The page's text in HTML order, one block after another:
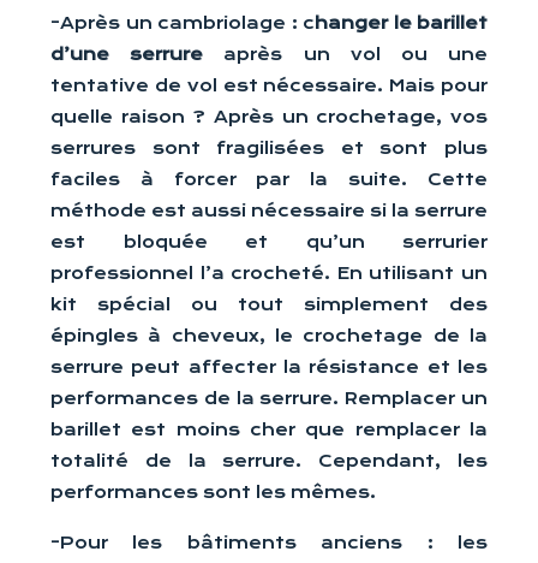
-Après un cambriolage : c hanger le barillet
d’une serrure après un vol ou une
tentative de vol est nécessaire. Mais pour
quelle raison ? Après un crochetage, vos
serrures sont fragilisées et sont plus
faciles à forcer par la suite. Cette
méthode est aussi nécessaire si la serrure
est bloquée et qu’un serrurier
professionnel l’a crocheté. En utilisant un
kit spécial ou tout simplement des
épingles à cheveux, le crochetage de la
serrure peut affecter la résistance et les
performances de la serrure. Remplacer un
barillet est moins cher que remplacer la
totalité de la serrure. Cependant, les
performances sont les mêmes.
-Pour les bâtiments anciens : les